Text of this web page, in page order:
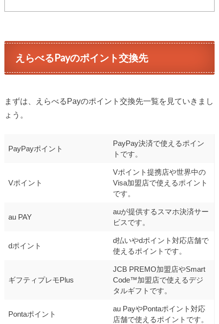
えらべるPayのポイント交換先
まずは、えらべるPayのポイント交換先一覧を見ていきまし
ょう。
PayPayポイント
PayPay決済で使えるポイン
トです。
Vポイント
Vポイント提携店や世界中の
Visa加盟店で使えるポイント
です。
au PAY
auが提供するスマホ決済サー
ビスです。
dポイント
d払いやdポイント対応店舗で
使えるポイントです。
ギフティプレモPlus
JCB PREMO加盟店やSmart
Code™加盟店で使えるデジ
タルギフトです。
Pontaポイント
au PayやPontaポイント対応
店舗で使えるポイントです。